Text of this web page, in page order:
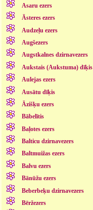
Asaru ezers
Āsteres ezers
Audzeļu ezers
Augšezers
Augstkalnes dzirnavezers
Aukstais (Aukstuma) dīķis
Aulejas ezers
Ausātu dīķis
Āzišķu ezers
Bābelītis
Baļotes ezers
Balticu dzirnavezers
Baltmuižas ezers
Balvu ezers
Bānūžu ezers
Beberbeķu dzirnavezers
Bēržezers